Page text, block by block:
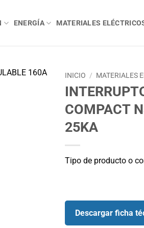
ENERGÍA MATERIALES
INICIO / MATERIALES
COMPACT
25KA
Tipo de producto o
Descargar ficha